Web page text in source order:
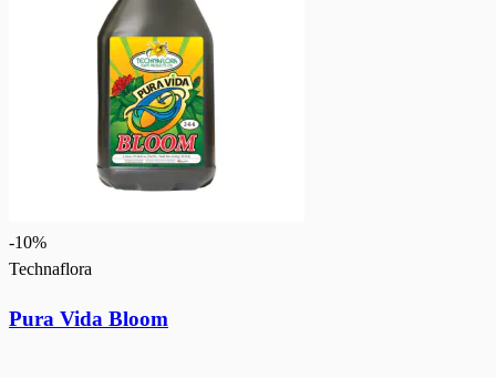
-10%
Technaflora
Pura Vida Bloom